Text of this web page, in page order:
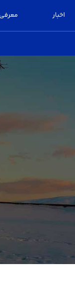
اخبار